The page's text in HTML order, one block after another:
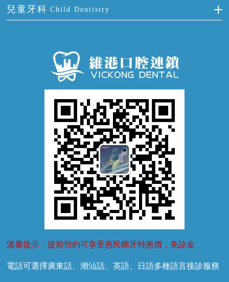
牙貼面
牙痛
牙科通識
牙齦出血
牙齦炎
牙齦萎縮
冷光美白
兒童牙科 Child Dentistry
溫馨提示：提前預約可享受惠民睇牙特惠價，免診金
電話可選擇廣東話、潮汕話、英語、日語多種語言接診服務